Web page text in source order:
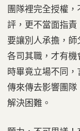
團隊裡完全授權
評，更不當面指責
要讓別人承擔，
各司其職，才有
時畢竟立場不同，
傳來傳去影響團
解決困難。